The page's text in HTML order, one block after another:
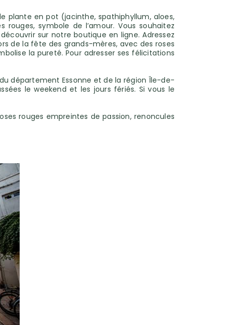
plante en pot (jacinthe, spathiphyllum, aloes,
symbole de l’amour. Vous souhaitez
sur notre boutique en ligne. Adressez
de la fête des grands-mères, avec des roses
la pureté. Pour adresser ses félicitations
département Essonne et de la région Île-de-
le weekend et les jours fériés. Si vous le
rouges empreintes de passion, renoncules